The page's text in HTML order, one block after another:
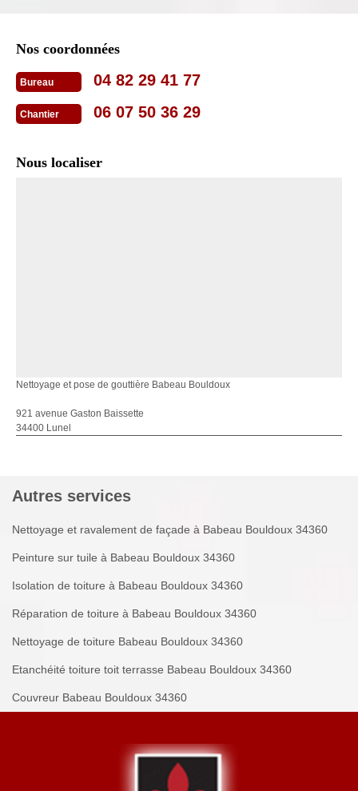
Nos coordonnées
Bureau 04 82 29 41 77
Chantier 06 07 50 36 29
Nous localiser
Nettoyage et pose de gouttière Babeau Bouldoux
921 avenue Gaston Baissette
34400 Lunel
Autres services
Nettoyage et ravalement de façade à Babeau Bouldoux 34360
Peinture sur tuile à Babeau Bouldoux 34360
Isolation de toiture à Babeau Bouldoux 34360
Réparation de toiture à Babeau Bouldoux 34360
Nettoyage de toiture Babeau Bouldoux 34360
Etanchéité toiture toit terrasse Babeau Bouldoux 34360
Couvreur Babeau Bouldoux 34360